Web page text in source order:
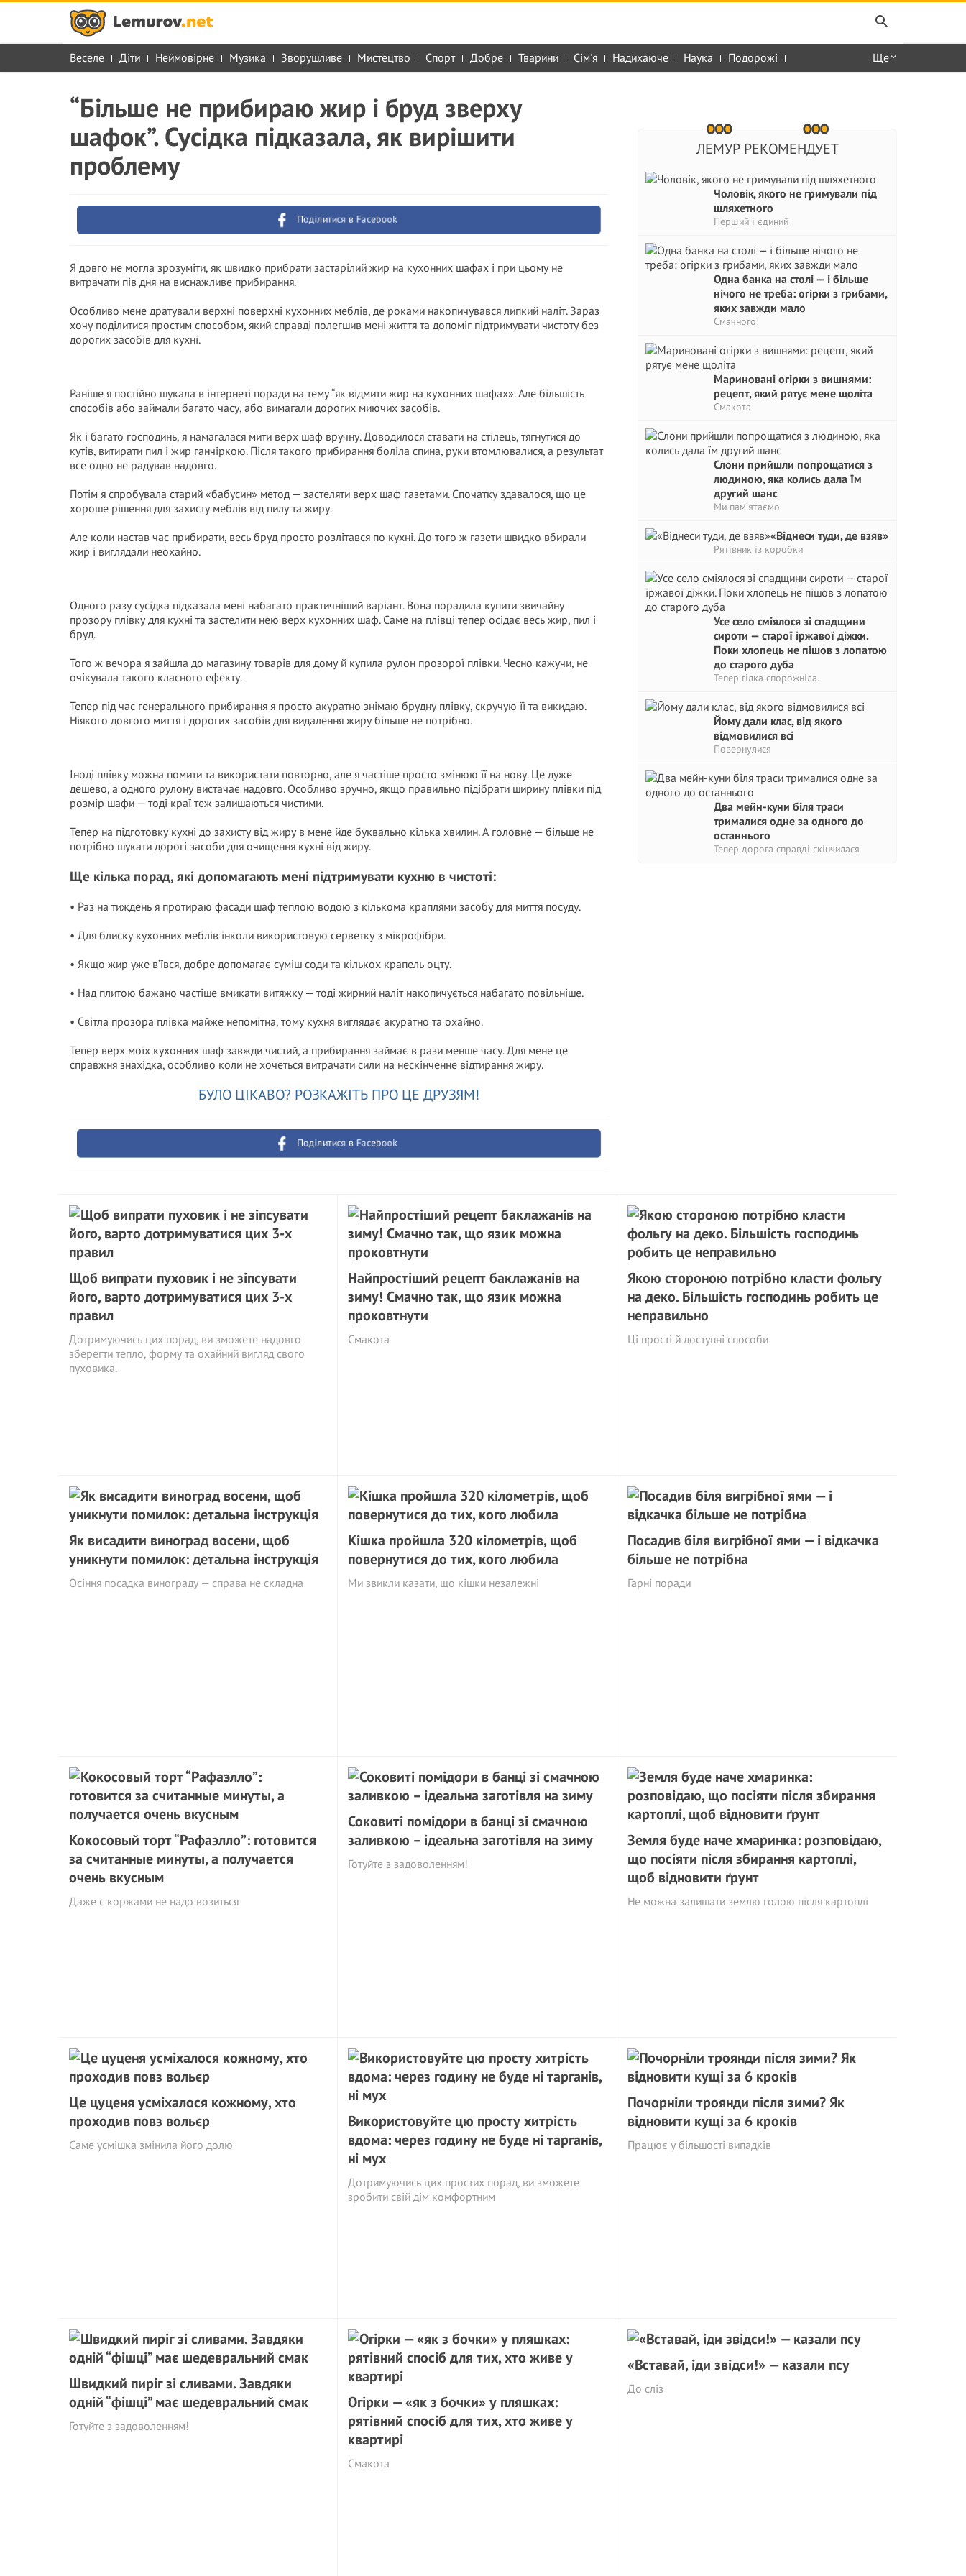
Веселе Діти Неймовірне Музика Зворушливе Мистецтво Спорт Добре Тварини Сім'я Надихаюче Наука Подорожі Ще
ЛЕМУР РЕКОМЕНДУЕТ
Чоловік, якого не гримували під
шляхетного
Перший і єдиний
Одна банка на столі — і більше
нічого не треба: огірки з грибами,
яких завжди мало
Смачного!
Мариновані огірки з вишнями:
рецепт, який рятує мене щоліта
Смакота
Слони прийшли попрощатися з
людиною, яка колись дала їм
другий шанс
Ми пам’ятаємо
«Віднеси туди, де взяв»
Рятівник із коробки
Усе село сміялося зі спадщини
сироти — старої іржавої діжки.
Поки хлопець не пішов з лопатою
до старого дуба
Тепер гілка спорожніла.
Йому дали клас, від якого
відмовилися всі
Повернулися
Два мейн-куни біля траси
трималися одне за одного до
останнього
Тепер дорога справді скінчилася
“Більше не прибираю жир і бруд зверху
шафок”. Сусідка підказала, як вирішити
проблему
Поділитися в Facebook
Я довго не могла зрозуміти, як швидко прибрати застарілий жир на кухонних шафах і при цьому не
витрачати пів дня на виснажливе прибирання.
Особливо мене дратували верхні поверхні кухонних меблів, де роками накопичувався липкий наліт. Зараз
хочу поділитися простим способом, який справді полегшив мені життя та допоміг підтримувати чистоту без
дорогих засобів для кухні.
Раніше я постійно шукала в інтернеті поради на тему “як відмити жир на кухонних шафах». Але більшість
способів або займали багато часу, або вимагали дорогих миючих засобів.
Як і багато господинь, я намагалася мити верх шаф вручну. Доводилося ставати на стілець, тягнутися до
кутів, витирати пил і жир ганчіркою. Після такого прибирання боліла спина, руки втомлювалися, а результат
все одно не радував надовго.
Потім я спробувала старий «бабусин» метод — застеляти верх шаф газетами. Спочатку здавалося, що це
хороше рішення для захисту меблів від пилу та жиру.
Але коли настав час прибирати, весь бруд просто розлітався по кухні. До того ж газети швидко вбирали
жир і виглядали неохайно.
Одного разу сусідка підказала мені набагато практичніший варіант. Вона порадила купити звичайну
прозору плівку для кухні та застелити нею верх кухонних шаф. Саме на плівці тепер осідає весь жир, пил і
бруд.
Того ж вечора я зайшла до магазину товарів для дому й купила рулон прозорої плівки. Чесно кажучи, не
очікувала такого класного ефекту.
Тепер під час генерального прибирання я просто акуратно знімаю брудну плівку, скручую її та викидаю.
Ніякого довгого миття і дорогих засобів для видалення жиру більше не потрібно.
Іноді плівку можна помити та використати повторно, але я частіше просто змінюю її на нову. Це дуже
дешево, а одного рулону вистачає надовго. Особливо зручно, якщо правильно підібрати ширину плівки під
розмір шафи — тоді краї теж залишаються чистими.
Тепер на підготовку кухні до захисту від жиру в мене йде буквально кілька хвилин. А головне — більше не
потрібно шукати дорогі засоби для очищення кухні від жиру.
Ще кілька порад, які допомагають мені підтримувати кухню в чистоті:
• Раз на тиждень я протираю фасади шаф теплою водою з кількома краплями засобу для миття посуду.
• Для блиску кухонних меблів інколи використовую серветку з мікрофібри.
• Якщо жир уже в’ївся, добре допомагає суміш соди та кількох крапель оцту.
• Над плитою бажано частіше вмикати витяжку — тоді жирний наліт накопичується набагато повільніше.
• Світла прозора плівка майже непомітна, тому кухня виглядає акуратно та охайно.
Тепер верх моїх кухонних шаф завжди чистий, а прибирання займає в рази менше часу. Для мене це
справжня знахідка, особливо коли не хочеться витрачати сили на нескінченне відтирання жиру.
БУЛО ЦІКАВО? РОЗКАЖІТЬ ПРО ЦЕ ДРУЗЯМ!
Поділитися в Facebook
Щоб випрати пуховик і не зіпсувати
його, варто дотримуватися цих 3-х
правил
Дотримуючись цих порад, ви зможете надовго
зберегти тепло, форму та охайний вигляд свого
пуховика.
Найпростіший рецепт баклажанів на
зиму! Смачно так, що язик можна
проковтнути
Смакота
Якою стороною потрібно класти фольгу
на деко. Більшість господинь робить це
неправильно
Ці прості й доступні способи
Як висадити виноград восени, щоб
уникнути помилок: детальна інструкція
Осіння посадка винограду — справа не складна
Кішка пройшла 320 кілометрів, щоб
повернутися до тих, кого любила
Ми звикли казати, що кішки незалежні
Посадив біля вигрібної ями — і відкачка
більше не потрібна
Гарні поради
Кокосовый торт “Рафаэлло”: готовится
за считанные минуты, а получается
очень вкусным
Даже с коржами не надо возиться
Соковиті помідори в банці зі смачною
заливкою – ідеальна заготівля на зиму
Готуйте з задоволенням!
Земля буде наче хмаринка: розповідаю,
що посіяти після збирання картоплі,
щоб відновити ґрунт
Не можна залишати землю голою після картоплі
Це цуценя усміхалося кожному, хто
проходив повз вольєр
Саме усмішка змінила його долю
Використовуйте цю просту хитрість
вдома: через годину не буде ні тарганів,
ні мух
Дотримуючись цих простих порад, ви зможете
зробити свій дім комфортним
Почорніли троянди після зими? Як
відновити кущі за 6 кроків
Працює у більшості випадків
Швидкий пиріг зі сливами. Завдяки
одній “фішці” має шедевральний смак
Готуйте з задоволенням!
Огірки — «як з бочки» у пляшках:
рятівний спосіб для тих, хто живе у
квартирі
Смакота
«Вставай, іди звідси!» — казали псу
До сліз